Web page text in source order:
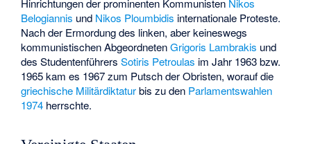
Belogiannis und Nikos Ploumbidis internationale Proteste.
Nach der Ermordung des linken, aber keineswegs
kommunistischen AbgeordnetenGrigoris Lambrakis und
des StudentenführersSotiris Petroulas im Jahr 1963 bzw.
1965 kam es 1967 zum Putsch der Obristen, worauf die
griechische Militärdiktaturbis zu den Parlamentswahlen
1974 herrschte.